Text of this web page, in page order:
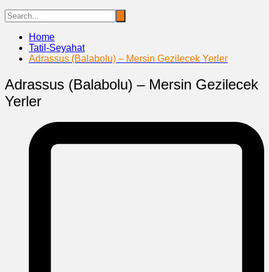
Home
Tatil-Seyahat
Adrassus (Balabolu) – Mersin Gezilecek Yerler
Adrassus (Balabolu) – Mersin Gezilecek
Yerler